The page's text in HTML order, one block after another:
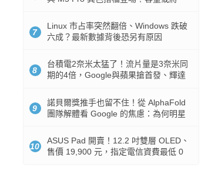
7
Linux 市占率突然翻倍、Windows 跌破
六成？最新數據背後恐另有原因
8
台積電2奈米太猛了！流片量是3奈米同
期的4倍，Google與蘋果搶首發、輝達
9
諾貝爾獎推手也留不住！從 AlphaFold
團隊解體看 Google 的焦慮：為何明星
10
ASUS Pad 開賣！12.2 吋雙層 OLED、
售價 19,900 元，指定電信資費最低 0